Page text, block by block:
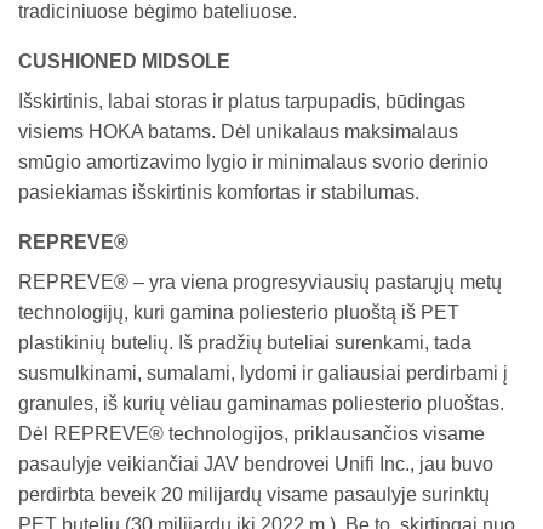
tradiciniuose bėgimo bateliuose.
CUSHIONED MIDSOLE
Išskirtinis, labai storas ir platus tarpupadis, būdingas
visiems HOKA batams. Dėl unikalaus maksimalaus
smūgio amortizavimo lygio ir minimalaus svorio derinio
pasiekiamas išskirtinis komfortas ir stabilumas.
REPREVE®
REPREVE® – yra viena progresyviausių pastarųjų metų
technologijų, kuri gamina poliesterio pluoštą iš PET
plastikinių butelių. Iš pradžių buteliai surenkami, tada
susmulkinami, sumalami, lydomi ir galiausiai perdirbami į
granules, iš kurių vėliau gaminamas poliesterio pluoštas.
Dėl REPREVE® technologijos, priklausančios visame
pasaulyje veikiančiai JAV bendrovei Unifi Inc., jau buvo
perdirbta beveik 20 milijardų visame pasaulyje surinktų